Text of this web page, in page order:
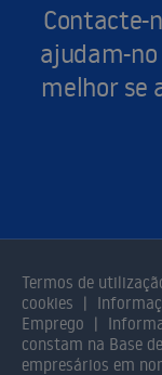
Contacte-
ajudam-
melhor se
Termos de
cookies
Emprego
constam na Base
empresários em